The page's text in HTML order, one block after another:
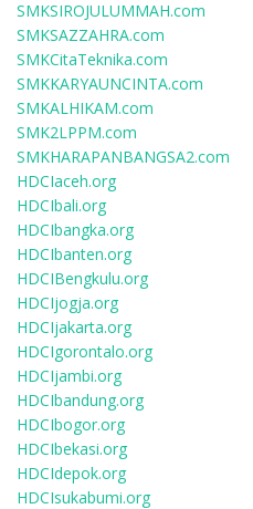
SMKSIROJULUMMAH.com
SMKSAZZAHRA.com
SMKCitaTeknika.com
SMKKARYAUNCINTA.com
SMKALHIKAM.com
SMK2LPPM.com
SMKHARAPANBANGSA2.com
HDCIaceh.org
HDCIbali.org
HDCIbangka.org
HDCIbanten.org
HDCIBengkulu.org
HDCIjogja.org
HDCIjakarta.org
HDCIgorontalo.org
HDCIjambi.org
HDCIbandung.org
HDCIbogor.org
HDCIbekasi.org
HDCIdepok.org
HDCIsukabumi.org